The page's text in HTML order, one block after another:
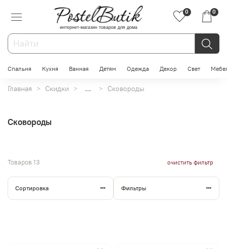
интернет-магазин товаров для дома
0 0
Спальня Кухня Ванная Детям Одежда Декор Свет
Главная Скидки ... Сковороды
Сковороды
Товаров 13 очистить фильтр
Сортировка Фильтры